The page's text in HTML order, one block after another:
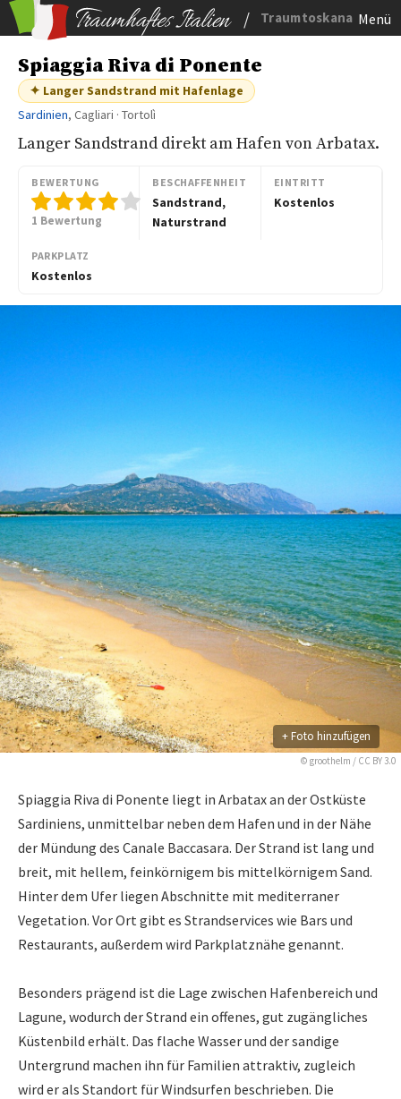
/ Traumtoskana Menü
Spiaggia Riva di Ponente
✦ Langer Sandstrand mit Hafenlage
Sardinien, Cagliari · Tortolì
Langer Sandstrand direkt am Hafen von Arbatax.
BEWERTUNG
1 Bewertung
BESCHAFFENHEIT
Sandstrand,
Naturstrand
EINTRITT
Kostenlos
PARKPLATZ
Kostenlos
© groothelm / CC BY 3.0
+ Foto hinzufügen
Spiaggia Riva di Ponente liegt in Arbatax an der Ostküste
Sardiniens, unmittelbar neben dem Hafen und in der Nähe
der Mündung des Canale Baccasara. Der Strand ist lang und
breit, mit hellem, feinkörnigem bis mittelkörnigem Sand.
Hinter dem Ufer liegen Abschnitte mit mediterraner
Vegetation. Vor Ort gibt es Strandservices wie Bars und
Restaurants, außerdem wird Parkplatznähe genannt.
Besonders prägend ist die Lage zwischen Hafenbereich und
Lagune, wodurch der Strand ein offenes, gut zugängliches
Küstenbild erhält. Das flache Wasser und der sandige
Untergrund machen ihn für Familien attraktiv, zugleich
wird er als Standort für Windsurfen beschrieben. Die